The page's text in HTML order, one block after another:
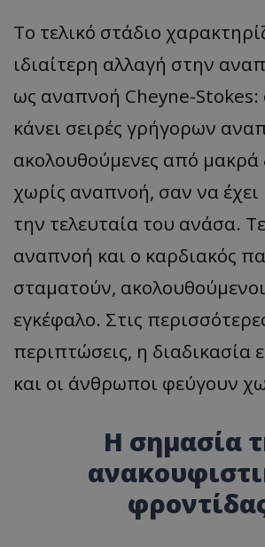
Το τελικό στάδιο
ιδιαίτερη αλλαγή στην
ως αναπνοή Cheyne-Stokes:
κάνει σειρές γρήγορων
ακολουθούμενες από μακρά
χωρίς αναπνοή, σαν να
την τελευταία του ανάσα.
αναπνοή και ο καρδιακός
σταματούν,
εγκέφαλο. Στις
περιπτώσεις, η διαδικασία
και οι άνθρωποι φεύγουν
Η σημασία